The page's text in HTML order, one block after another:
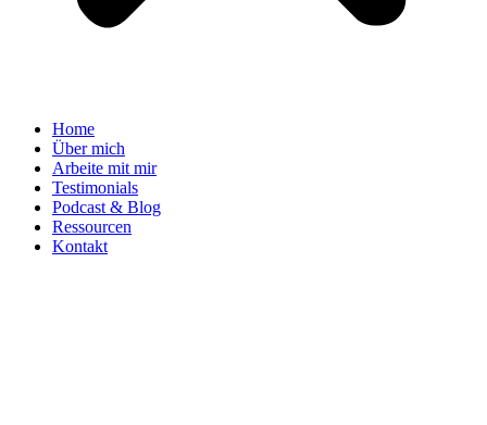
Home
Über mich
Arbeite mit mir
Testimonials
Podcast & Blog
Ressourcen
Kontakt